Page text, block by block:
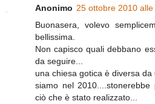
Anonimo 25 ottobre 2010
Buonasera, volevo
bellissima.
Non capisco quali debbano
da seguire...
una chiesa gotica è diversa
siamo nel
ciò che è stato realizzato...